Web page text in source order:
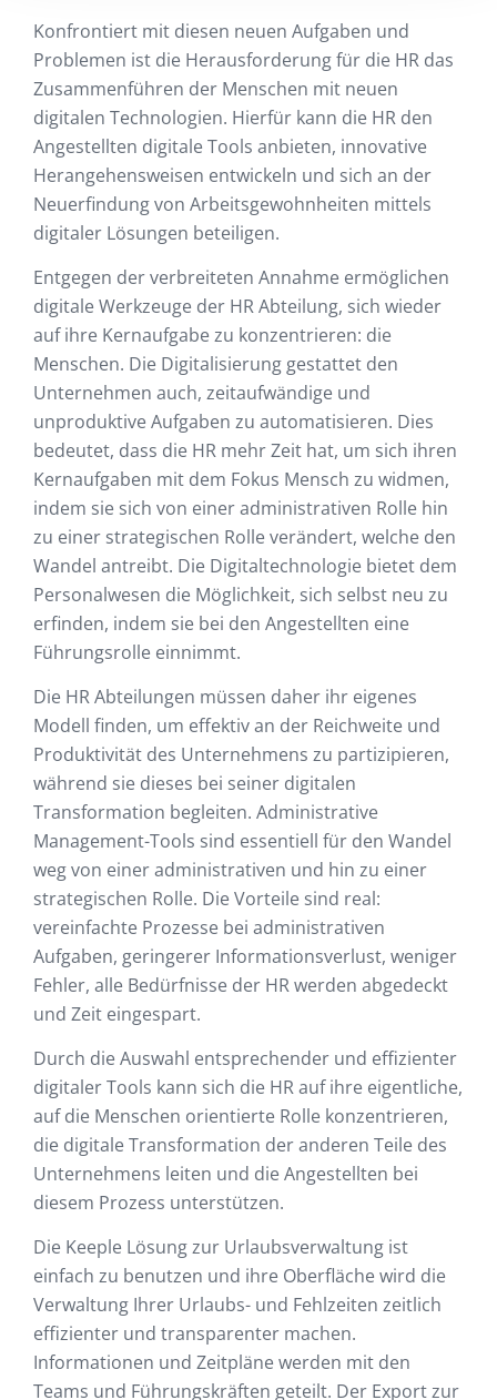
Konfrontiert mit diesen neuen Aufgaben und
Problemen ist die Herausforderung für die HR das
Zusammenführen der Menschen mit neuen
digitalen Technologien. Hierfür kann die HR den
Angestellten digitale Tools anbieten, innovative
Herangehensweisen entwickeln und sich an der
Neuerfindung von Arbeitsgewohnheiten mittels
digitaler Lösungen beteiligen.
Entgegen der verbreiteten Annahme ermöglichen
digitale Werkzeuge der HR Abteilung, sich wieder
auf ihre Kernaufgabe zu konzentrieren: die
Menschen. Die Digitalisierung gestattet den
Unternehmen auch, zeitaufwändige und
unproduktive Aufgaben zu automatisieren. Dies
bedeutet, dass die HR mehr Zeit hat, um sich ihren
Kernaufgaben mit dem Fokus Mensch zu widmen,
indem sie sich von einer administrativen Rolle hin
zu einer strategischen Rolle verändert, welche den
Wandel antreibt. Die Digitaltechnologie bietet dem
Personalwesen die Möglichkeit, sich selbst neu zu
erfinden, indem sie bei den Angestellten eine
Führungsrolle einnimmt.
Die HR Abteilungen müssen daher ihr eigenes
Modell finden, um effektiv an der Reichweite und
Produktivität des Unternehmens zu partizipieren,
während sie dieses bei seiner digitalen
Transformation begleiten. Administrative
Management-Tools sind essentiell für den Wandel
weg von einer administrativen und hin zu einer
strategischen Rolle. Die Vorteile sind real:
vereinfachte Prozesse bei administrativen
Aufgaben, geringerer Informationsverlust, weniger
Fehler, alle Bedürfnisse der HR werden abgedeckt
und Zeit eingespart.
Durch die Auswahl entsprechender und effizienter
digitaler Tools kann sich die HR auf ihre eigentliche,
auf die Menschen orientierte Rolle konzentrieren,
die digitale Transformation der anderen Teile des
Unternehmens leiten und die Angestellten bei
diesem Prozess unterstützen.
Die Keeple Lösung zur Urlaubsverwaltung ist
einfach zu benutzen und ihre Oberfläche wird die
Verwaltung Ihrer Urlaubs- und Fehlzeiten zeitlich
effizienter und transparenter machen.
Informationen und Zeitpläne werden mit den
Teams und Führungskräften geteilt. Der Export zur